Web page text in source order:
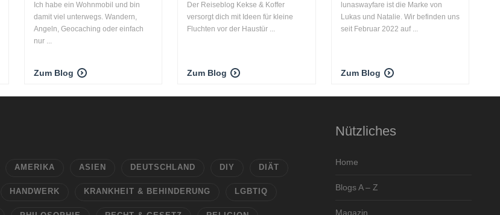
Ich habe ein Wohnmobil und bin
damit viel unterwegs. Wandern,
Angeln, Geocaching oder einfach
nur ...
Zum Blog
Der Reiseblog Kekse & Koffer
versorgt dich mit Ideen für kleine
Fluchten vor der Haustür ...
Zum Blog
lunaswayfare ist die Marke von
Lukas und Natalie. Wir befinden uns
seit Februar 2022 auf ...
Zum Blog
AMERIKA ASIEN DEUTSCHLAND DIY DIÄT
HANDWERK KRANKHEIT & BEHINDERUNG LGBTIQ
Nützliches
Home
Blogs A – Z
Magazin